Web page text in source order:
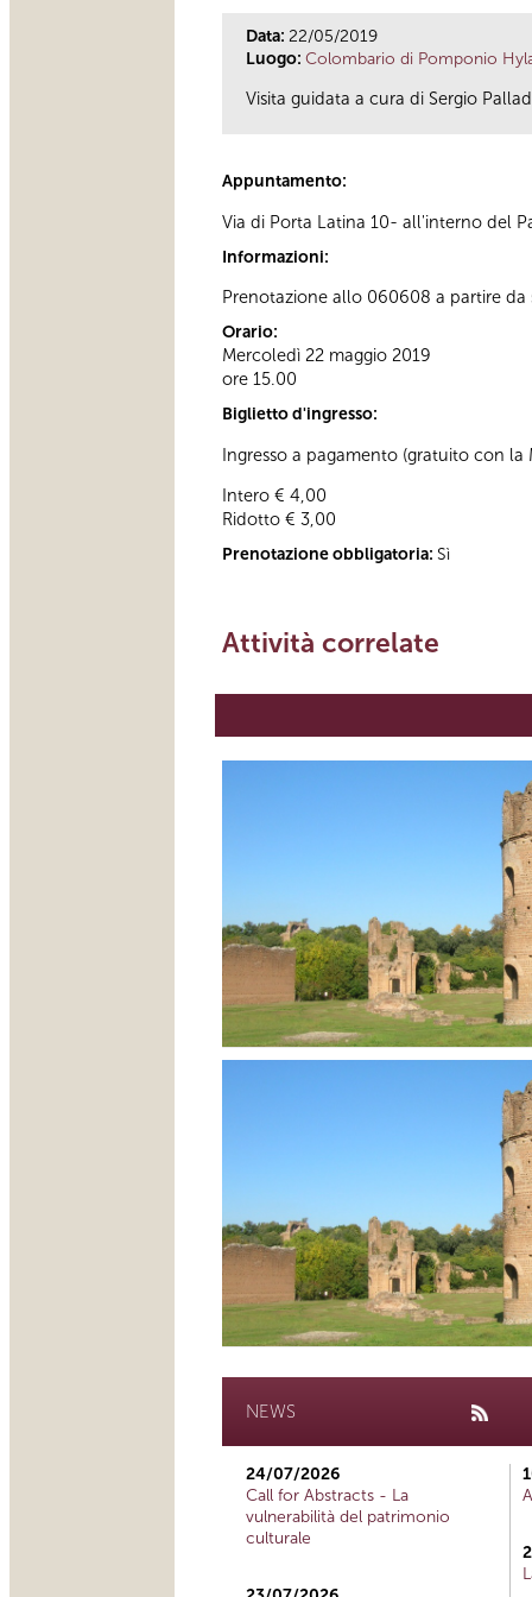
Data: 22/05/2019
Luogo: Colombario di Pomponio
Visita guidata a cura di Sergio
Appuntamento:
Via di Porta Latina 10- all'interno del
Informazioni:
Prenotazione allo 060608 a partire da
Orario:
Mercoledì 22 maggio 2019
ore 15.00
Biglietto d'ingresso:
Ingresso a pagamento (gratuito con la
Intero € 4,00
Ridotto € 3,00
Prenotazione obbligatoria: Sì
Attività correlate
NEWS
24/07/2026
Call for Abstracts - La
vulnerabilità del patrimonio
culturale